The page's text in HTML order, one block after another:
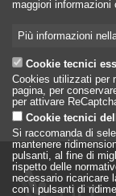
maggiori informazioni
Più informazioni
Cookie tecnici
Cookies utilizzati per
pagina, per
per attivare
Cookie tecnici
Si raccomanda di
mantenere
pulsanti, al fine di
rispetto delle
necessario ricaricare
con i pulsanti di